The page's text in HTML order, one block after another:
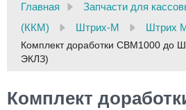
Главная
Запчасти для
(ККМ)
Штрих-М Штрих
Комплект доработки CBM1000 до
ЭКЛЗ)
Комплект